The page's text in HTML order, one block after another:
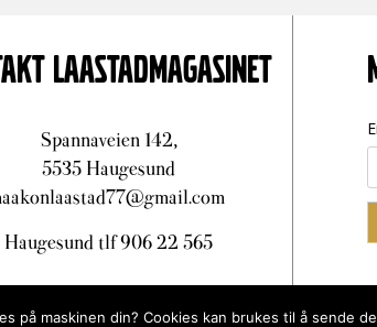
LAASTADMAGASINET
Spannaveien 142,
5535 Haugesund
Haugesund tlf 906 22 565
på maskinen din? Cookies kan brukes til å sende